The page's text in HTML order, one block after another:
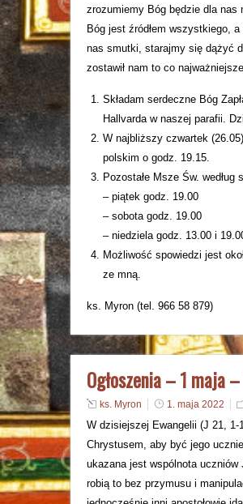
zrozumiemy Bóg będzie dla nas
Bóg jest źródłem wszystkiego,
nas smutki, starajmy się dążyć
zostawił nam to co
Składam serdeczne Bóg
Hallvarda w naszej parafii.
W najbliższy czwartek
polskim o godz. 19.15.
Pozostałe Msze Św. według
– piątek godz. 19.00
– sobota godz. 19.00
– niedziela godz. 13.00 i
Możliwość spowiedzi jest
ze mną.
ks. Myron (tel. 966 58 879)
Ogłoszenia – 1 maja
ks. Myron 1. maja 2022
W dzisiejszej Ewangelii (J 21,
Chrystusem, aby być jego
ukazana jest wspólnota
robią to bez przymusu i